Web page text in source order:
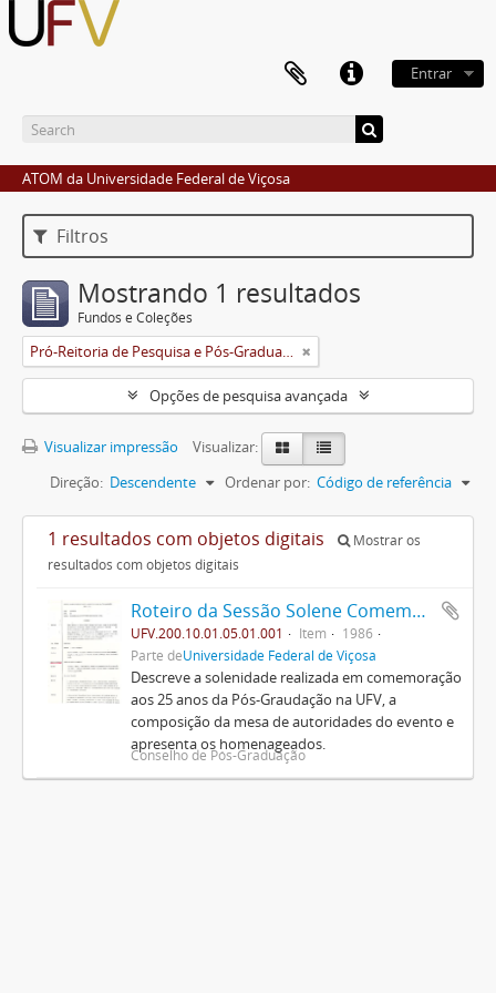
Entrar
ATOM da Universidade Federal de Viçosa
Filtros
Mostrando 1 resultados
Fundos e Coleções
Pró-Reitoria de Pesquisa e Pós-Graduação
Opções de pesquisa avançada
Visualizar impressão
Visualizar:
Ordenar por: Código de referência
Direção: Descendente
1 resultados com objetos digitais
Mostrar os
resultados com objetos digitais
Roteiro da Sessão Solene Comemorativa do Jubileu de Prata da Pós-Graduação na U.F.V.
UFV.200.10.01.05.01.001 Item
1986
Parte deUniversidade Federal de Viçosa
Descreve a solenidade realizada em comemoração
aos 25 anos da Pós-Graudação na UFV, a
composição da mesa de autoridades do evento e
apresenta os homenageados.
Conselho de Pós-Graduação